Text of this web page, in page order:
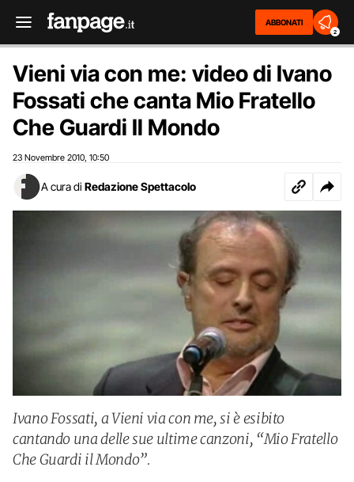
ABBONATI
2
Vieni via con me: video di Ivano
Fossati che canta Mio Fratello
Che Guardi Il Mondo
23 Novembre 2010 10:50
A cura di Redazione Spettacolo
Ivano Fossati, a Vieni via con me, si è esibito
cantando una delle sue ultime canzoni, “Mio Fratello
Che Guardi il Mondo”.